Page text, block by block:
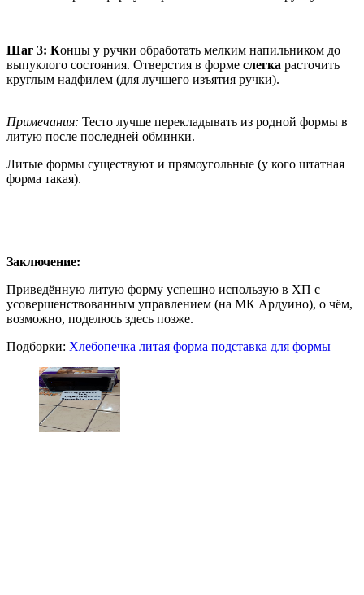
Шаг 3: Концы у ручки обработать мелким напильником до
выпуклого состояния. Отверстия в форме слегка расточить
круглым надфилем (для лучшего изъятия ручки).
Примечания: Тесто лучше перекладывать из родной формы в
литую после последней обминки.
Литые формы существуют и прямоугольные (у кого штатная
форма такая).
Заключение:
Приведённую литую форму успешно использую в ХП с
усовершенствованным управлением (на МК Ардуино), о чём,
возможно, поделюсь здесь позже.
Подборки: Хлебопечка литая форма подставка для формы